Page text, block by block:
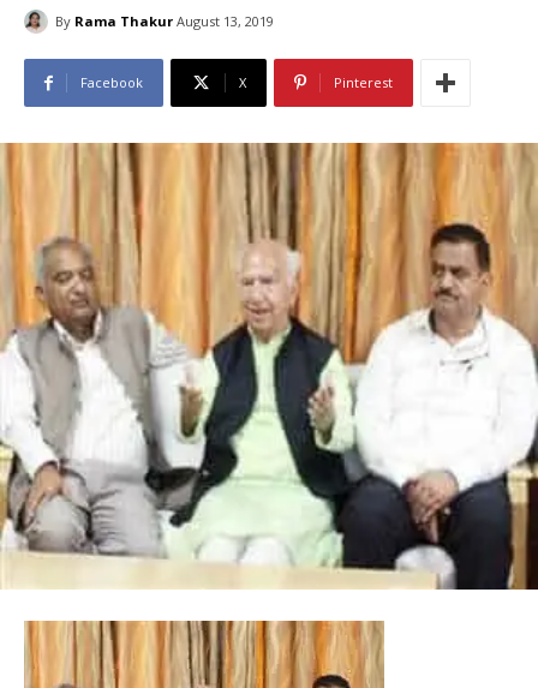
By Rama Thakur August 13, 2019
Facebook X Pinterest